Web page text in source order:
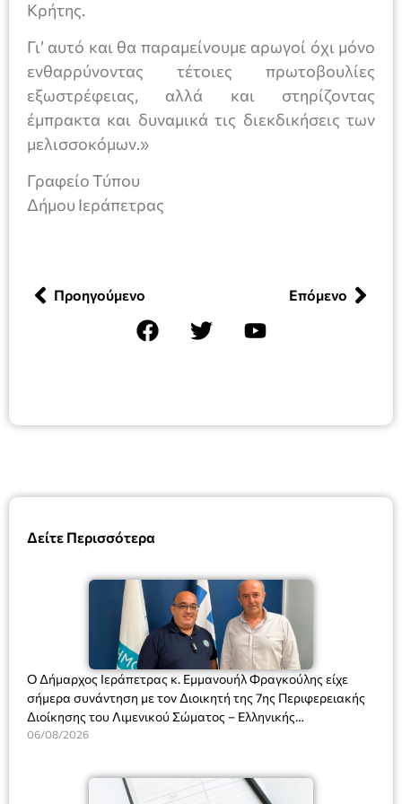
Δείτε Περισσότερα
Ο Δήμαρχος Ιεράπετρας κ. Εμμανουήλ Φραγκούλης είχε
σήμερα συνάντηση με τον Διοικητή της 7ης Περιφερειακής
Διοίκησης του Λιμενικού Σώματος – Ελληνικής
Ακτοφυλακής (Λ.Σ.-ΕΛ.ΑΚΤ.), Αρχιπλοίαρχο Λ.Σ. κ. Ιωάννη
06/08/2026
Κρήτης.
Γι’ αυτό και θα παραμείνουμε αρωγοί όχι μόνο
ενθαρρύνοντας τέτοιες πρωτοβουλίες
εξωστρέφειας, αλλά και στηρίζοντας
έμπρακτα και δυναμικά τις διεκδικήσεις των
μελισσοκόμων.»
Γραφείο Τύπου
Δήμου Ιεράπετρας
Προηγούμενο Επόμενο